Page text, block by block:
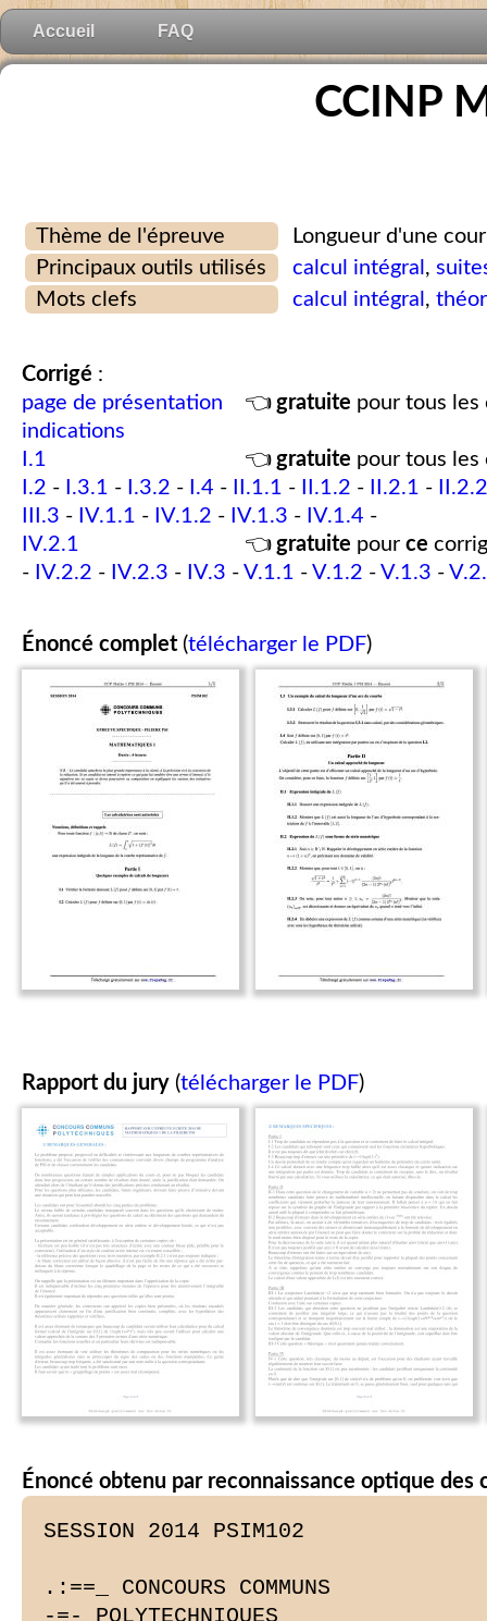
Accueil FAQ
CCINP
Thème de l'épreuve
Longueur d'une
Principaux outils utilisés
calcul intégral ,
Mots clefs
calcul intégral ,
Corrigé :
page de présentation
👈 gratuite pour tous les
indications
I.1
👈 gratuite pour tous les
I.2 - I.3.1 - I.3.2 - I.4 - II.1.1 - II.1.2 - II.2.1 -
II.2.2
III.3 - IV.1.1 - IV.1.2 - IV.1.3 - IV.1.4 -
IV.2.1
👈 gratuite pour ce
- IV.2.2 - IV.2.3 - IV.3 - V.1.1 - V.1.2 - V.1.3 -
Énoncé complet (télécharger le PDF)
Rapport du jury (télécharger le PDF)
Énoncé obtenu par reconnaissance optique des
SESSION 2014 PSIM102
.:==_ CONCOURS COMMUNS